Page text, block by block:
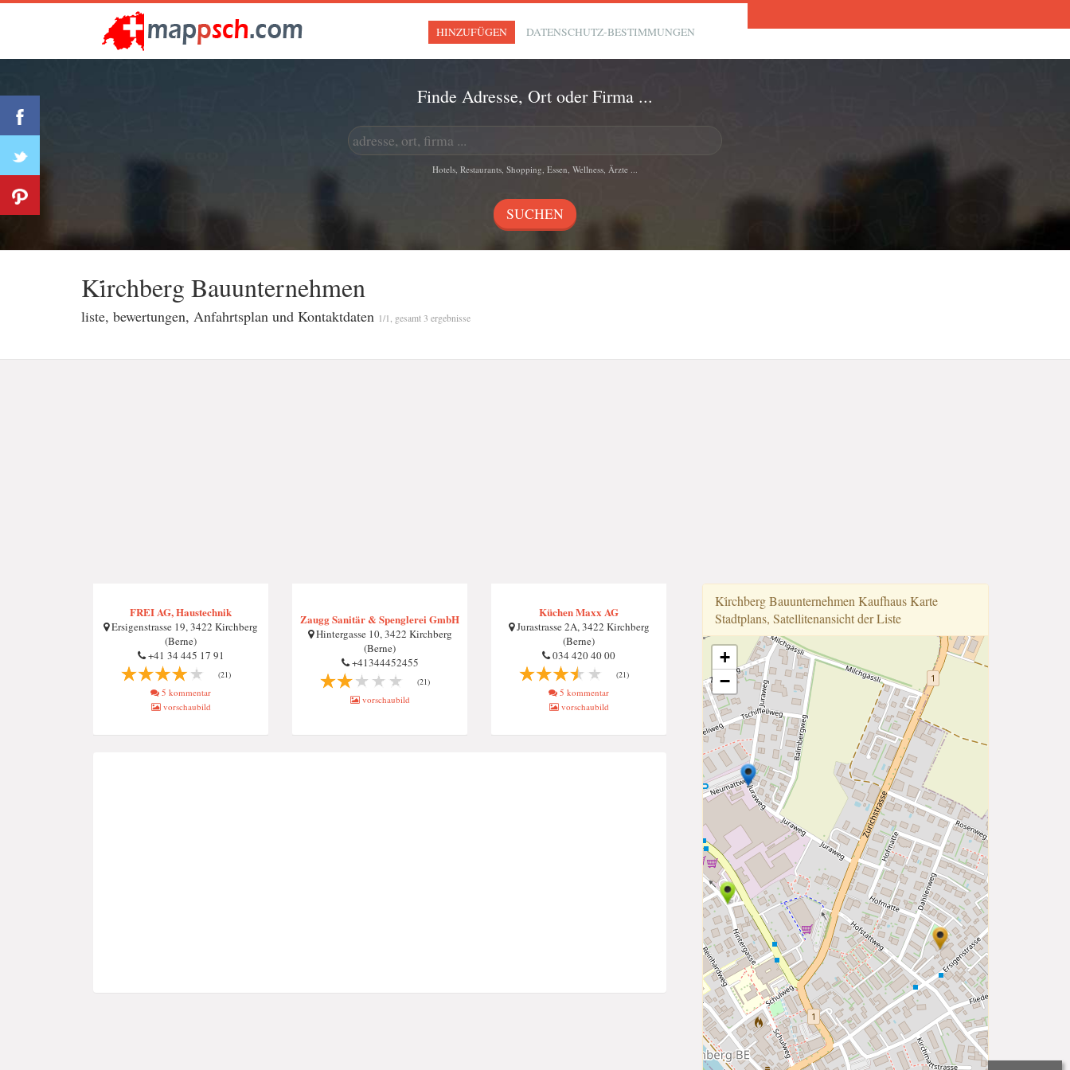
HINZUFÜGEN DATENSCHUTZ-BESTIMMUNGEN
Finde Adresse, Ort oder Firma ...
Hotels, Restaurants, Shopping, Essen, Wellness, Ärzte ...
Ki̇rchberg Bauunternehmen
liste, bewertungen, Anfahrtsplan und Kontaktdaten 1/1, gesamt 3 ergebnisse
FREI AG, Haustechnik
Ersigenstrasse 19, 3422 Kirchberg
(Berne)
+41 34 445 17 91
(21)
5 kommentar
vorschaubild
Zaugg Sanitär & Spenglerei GmbH
Hintergasse 10, 3422 Kirchberg
(Berne)
+41344452455
(21)
vorschaubild
Küchen Maxx AG
Jurastrasse 2A, 3422 Kirchberg
(Berne)
034 420 40 00
(21)
5 kommentar
vorschaubild
Ki̇rchberg Bauunternehmen Kaufhaus Karte
Stadtplans, Satellitenansicht der Liste
+
−